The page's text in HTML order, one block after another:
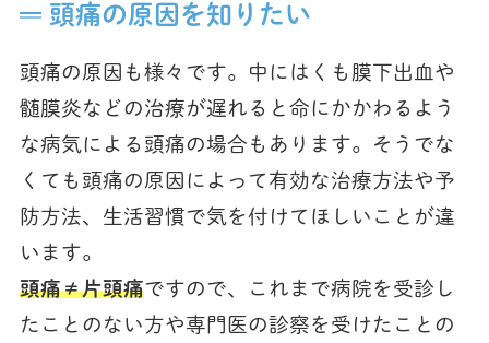
頭痛の原因を知りたい
頭痛の原因も様々です。中にはくも膜下出血や
髄膜炎などの治療が遅れると命にかかわるよう
な病気による頭痛の場合もあります。そうでな
くても頭痛の原因によって有効な治療方法や予
防方法、生活習慣で気を付けてほしいことが違
います。
頭痛≠片頭痛ですので、これまで病院を受診し
たことのない方や専門医の診察を受けたことの